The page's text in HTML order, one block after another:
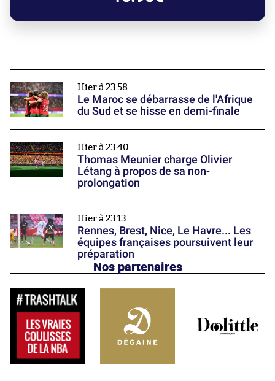
Hier à 23:58
Le Maroc se débarrasse de l'Afrique
du Sud et se hisse en demi-finale
Hier à 23:40
Thomas Meunier charge Olivier
Létang à propos de sa non-
prolongation
Hier à 23:13
Rennes, Brest, Nice, Le Havre... Les
équipes françaises poursuivent leur
préparation
Nos partenaires